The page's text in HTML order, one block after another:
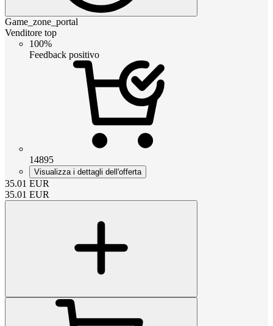
Game_zone_portal
Venditore top
100%
Feedback positivo
14895
Visualizza i dettagli dell'offerta
35.01 EUR
35.01 EUR